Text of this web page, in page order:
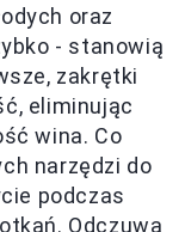
oraz
- stanowią
zakrętki
eliminując
wina. Co
narzędzi do
podczas
Odczuwa